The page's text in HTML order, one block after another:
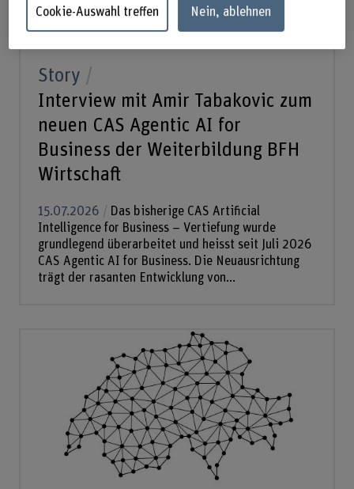
Story
Interview mit Amir Tabakovic zum
neuen CAS Agentic AI for
Business der Weiterbildung BFH
Wirtschaft
15.07.2026
Das bisherige CAS Artificial
Intelligence for Business – Vertiefung wurde
grundlegend überarbeitet und heisst seit Juli 2026
CAS Agentic AI for Business. Die Neuausrichtung
trägt der rasanten Entwicklung von...
Cookie-Auswahl treffen Nein, ablehnen